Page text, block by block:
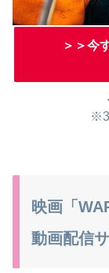
＞＞今
映画「
動画配信